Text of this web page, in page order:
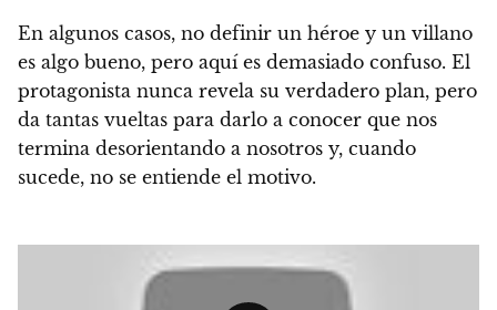
En algunos casos, no definir un héroe y un villano
es algo bueno, pero aquí es demasiado confuso. El
protagonista nunca revela su verdadero plan, pero
da tantas vueltas para darlo a conocer que nos
termina desorientando a nosotros y, cuando
sucede, no se entiende el motivo.